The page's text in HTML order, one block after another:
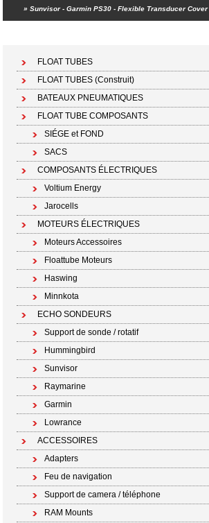
»Sunvisor - Garmin PS30 - Flexible Transducer Cover
FLOAT TUBES
FLOAT TUBES (Construit)
BATEAUX PNEUMATIQUES
FLOAT TUBE COMPOSANTS
SIÉGE et FOND
SACS
COMPOSANTS ÉLECTRIQUES
Voltium Energy
Jarocells
MOTEURS ÉLECTRIQUES
Moteurs Accessoires
Floattube Moteurs
Haswing
Minnkota
ECHO SONDEURS
Support de sonde / rotatif
Hummingbird
Sunvisor
Raymarine
Garmin
Lowrance
ACCESSOIRES
Adapters
Feu de navigation
Support de camera / téléphone
RAM Mounts